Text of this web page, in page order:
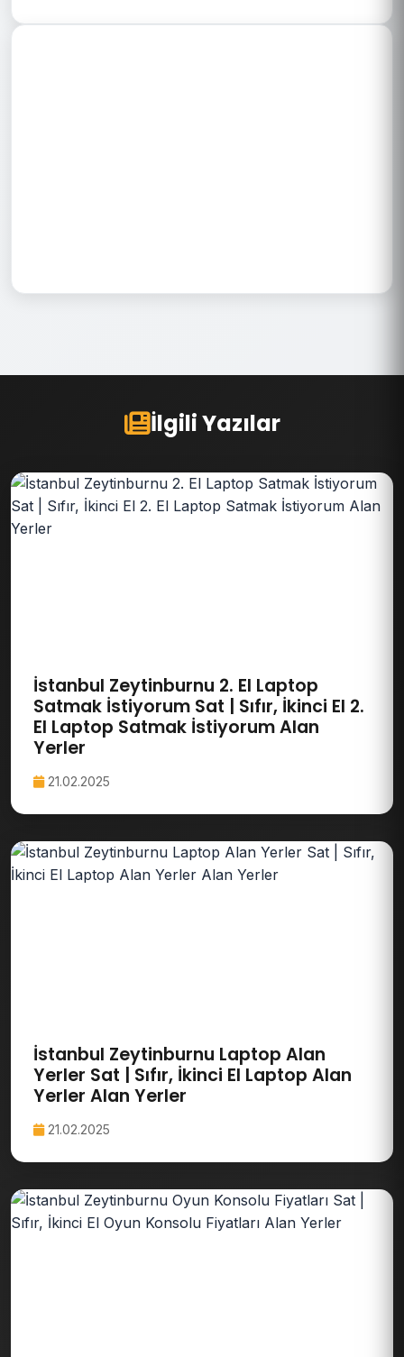
İlgili Yazılar
İstanbul Zeytinburnu 2. El Laptop
Satmak İstiyorum Sat | Sıfır, İkinci El 2.
El Laptop Satmak İstiyorum Alan
Yerler
21.02.2025
İstanbul Zeytinburnu Laptop Alan
Yerler Sat | Sıfır, İkinci El Laptop Alan
Yerler Alan Yerler
21.02.2025